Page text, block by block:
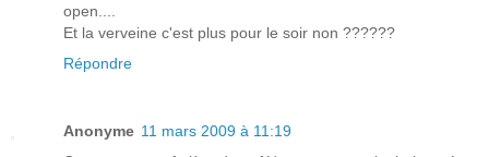
open....
Et la verveine c'est plus pour le soir non ??????
Répondre
Anonyme 11 mars 2009 à 11:19